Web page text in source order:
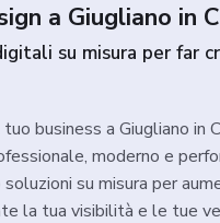
a Giugliano in
su misura per far
business a Giugliano in
moderno e
su misura per
la tua visibilità e le tue